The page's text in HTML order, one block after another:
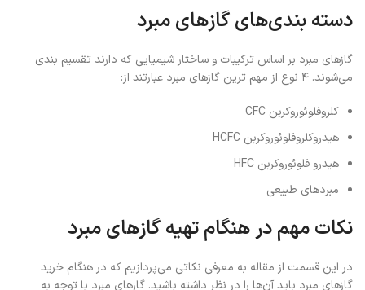
دسته بندی‌های گازهای مبرد
گازهای مبرد بر اساس ترکیبات و ساختار شیمیایی که دارند تقسیم بندی
می‌شوند. ۴ نوع از مهم ترین گازهای مبرد عبارتند از:
کلروفلوئوروکربن CFC
هیدروکلروفلوئوروکربن HCFC
هیدرو فلوئوروکربن HFC
مبردهای طبیعی
نکات مهم در هنگام تهیه گازهای مبرد
در این قسمت از مقاله به معرفی نکاتی می‌پردازیم که در هنگام خرید
گازهای مبرد باید آن‌ها را در نظر داشته باشید. گازهای مبرد با توجه به